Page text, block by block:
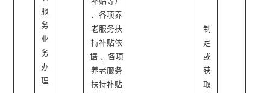
服
务
业
务
办
理
、各项养
老服务扶
持补贴依
据 、各项
养老服务
扶持补贴
制
定
或
获
取